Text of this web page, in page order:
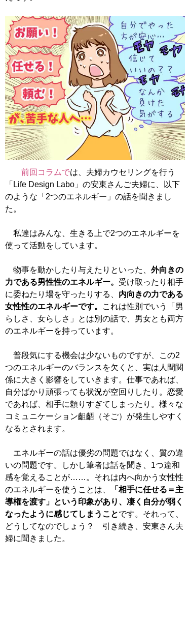
前回コラムでは、夫婦カウセリングを行う
「Life Design Labo」の安東さんご夫婦に、以下
のような「2つのエネルギー」の話を聞きまし
た。
私達はみんな、生きる上で2つのエネルギーを
使って活動をしています。
物事を動かしたり与えたりといった、 外向きの
力である男性性のエネルギー。 受け取ったり相手
に委ねたり場を守ったりする、 内向きの力である
女性性のエネルギーです。
これは性別でいう「男
らしさ、女らしさ」とは別の話で、男女とも両方
のエネルギーを持っています。
普段気にする機会は少ないものですが、この2
つのエネルギーのバランスを欠くと、実は人間関
係に大きく影響をしていきます。仕事であれば、
自分ばかり頑張っても状況が空回りしたり。恋愛
であれば、相手に頼りすぎてしまったり。様々な
コミュニケーション齟齬（そご）が発生しやすく
なるとされます。
エネルギーの話は優劣の問題ではなく、質の違
いの問題です。しかし筆者は話を聞き、1つ違和
感を覚えることが……。それは内へ向かう女性性
のエネルギーを使うことは、
「相手に任せる＝主
導権を渡す」という印象があり、凄く自分が弱く
なったように感じてしまうことです。それって、
どうしてなのでしょう？ 引き続き、安東さん夫
婦に聞きました。